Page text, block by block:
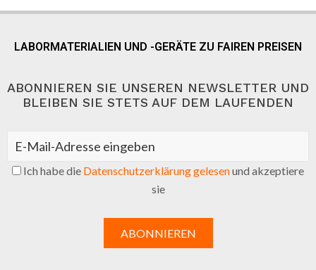
LABORMATERIALIEN UND -GERÄTE ZU FAIREN PREISEN
ABONNIEREN SIE UNSEREN NEWSLETTER UND
BLEIBEN SIE STETS AUF DEM LAUFENDEN
Ich habe die Datenschutzerklärung gelesenund akzeptiere
sie